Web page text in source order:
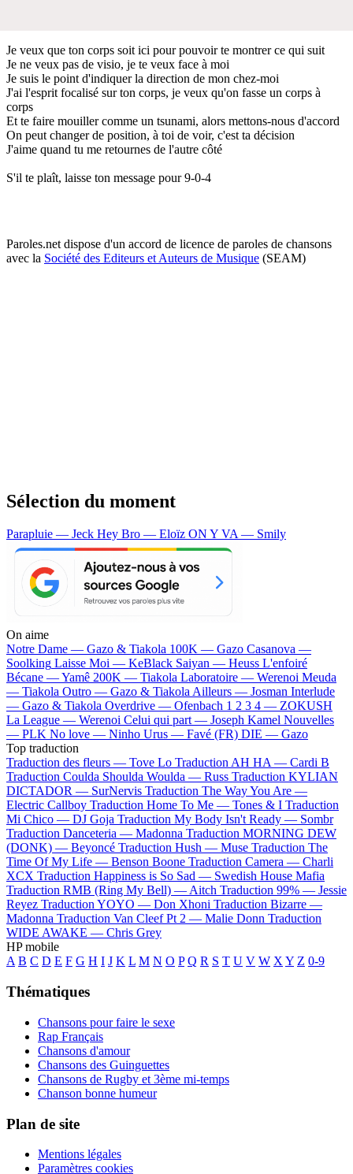
Je veux que ton corps soit ici pour pouvoir te montrer ce qui suit
Je ne veux pas de visio, je te veux face à moi
Je suis le point d'indiquer la direction de mon chez-moi
J'ai l'esprit focalisé sur ton corps, je veux qu'on fasse un corps à
corps
Et te faire mouiller comme un tsunami, alors mettons-nous d'accord
On peut changer de position, à toi de voir, c'est ta décision
J'aime quand tu me retournes de l'autre côté
S'il te plaît, laisse ton message pour 9-0-4
Paroles.net dispose d'un accord de licence de paroles de chansons
avec la Société des Editeurs et Auteurs de Musique (SEAM)
Sélection du moment
Parapluie — Jeck Hey Bro — Eloïz ON Y VA — Smily
On aime
Notre Dame — Gazo & Tiakola 100K — Gazo Casanova —
Soolking Laisse Moi — KeBlack Saiyan — Heuss L'enfoiré
Bécane —Yamê 200K — Tiakola Laboratoire — Werenoi Meuda
— Tiakola Outro — Gazo & TiakolaAilleurs — Josman Interlude
— Gazo & Tiakola Overdrive — Ofenbach 1 2 3 4 — ZOKUSH
La League — Werenoi Celui qui part — Joseph Kamel Nouvelles
— PLK No love — Ninho Urus — Favé (FR) DIE — Gazo
Top traduction
Traduction des fleurs — Tove Lo Traduction AH HA — Cardi B
Traduction Coulda Shoulda Woulda — Russ Traduction KYLIAN
DICTADOR — SurNervis Traduction The Way You Are —
Electric Callboy Traduction Home To Me — Tones & I Traduction
Mi Chico — DJ Goja Traduction My Body Isn't Ready — Sombr
Traduction Danceteria — Madonna Traduction MORNING DEW
(DONK) — Beyoncé Traduction Hush — Muse Traduction The
Time Of My Life — Benson Boone Traduction Camera — Charli
XCX Traduction Happiness is So Sad — Swedish House Mafia
Traduction RMB (Ring My Bell) —Aitch Traduction 99% — Jessie
Reyez Traduction YOYO — Don Xhoni Traduction Bizarre —
Madonna Traduction Van Cleef Pt 2 — Malie Donn Traduction
WIDE AWAKE — Chris Grey
HP mobile
A B C D E F G H I J K L M N O P Q R S T U V W XY Z 0-9
Thématiques
Chansons pour faire le sexe
Rap Français
Chansons d'amour
Chansons des Guinguettes
Chansons de Rugby et 3ème mi-temps
Chanson bonne humeur
Plan de site
Mentions légales
Paramètres cookies